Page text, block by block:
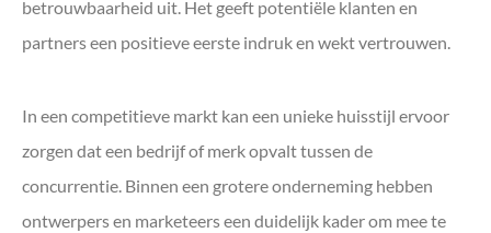
betrouwbaarheid uit. Het geeft potentiële klanten en
partners een positieve eerste indruk en wekt vertrouwen.
In een competitieve markt kan een unieke huisstijl ervoor
zorgen dat een bedrijf of merk opvalt tussen de
concurrentie. Binnen een grotere onderneming hebben
ontwerpers en marketeers een duidelijk kader om mee te